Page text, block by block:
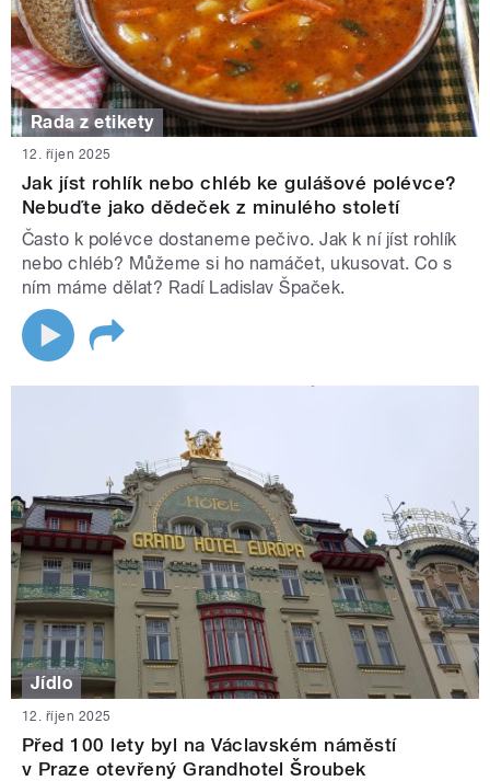
Rada z etikety
12. říjen 2025
Jak jíst rohlík nebo chléb ke gulášové polévce?
Nebuďte jako dědeček z minulého století
Často k polévce dostaneme pečivo. Jak k ní jíst rohlík
nebo chléb? Můžeme si ho namáčet, ukusovat. Co s
ním máme dělat? Radí Ladislav Špaček.
Jídlo
12. říjen 2025
Před 100 lety byl na Václavském náměstí
v Praze otevřený Grandhotel Šroubek